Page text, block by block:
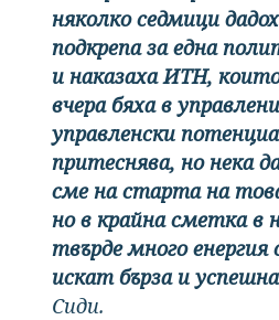
няколко седмици
подкрепа за една
и наказаха ИТН,
вчера бяха в
управленски
притеснява, но нека
сме на старта на
но в крайна сметка в
твърде много
искат бърза и
Сиди.